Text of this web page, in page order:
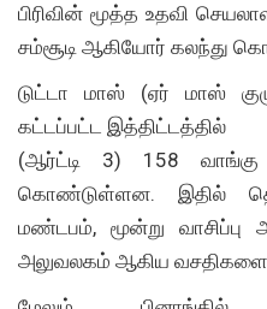
பிரிவின் மூத்த உதவி
சம்சூடி ஆகியோர் கலந்து
டுட்டா மாஸ் (ஏர் மாஸ்
கட்டப்பட்ட இத்திட்டத்தில்
(ஆர்ட்டி 3) 158 வாங்கு
கொண்டுள்ளன. இதில்
மண்டபம், மூன்று
அலுவலகம் ஆகிய